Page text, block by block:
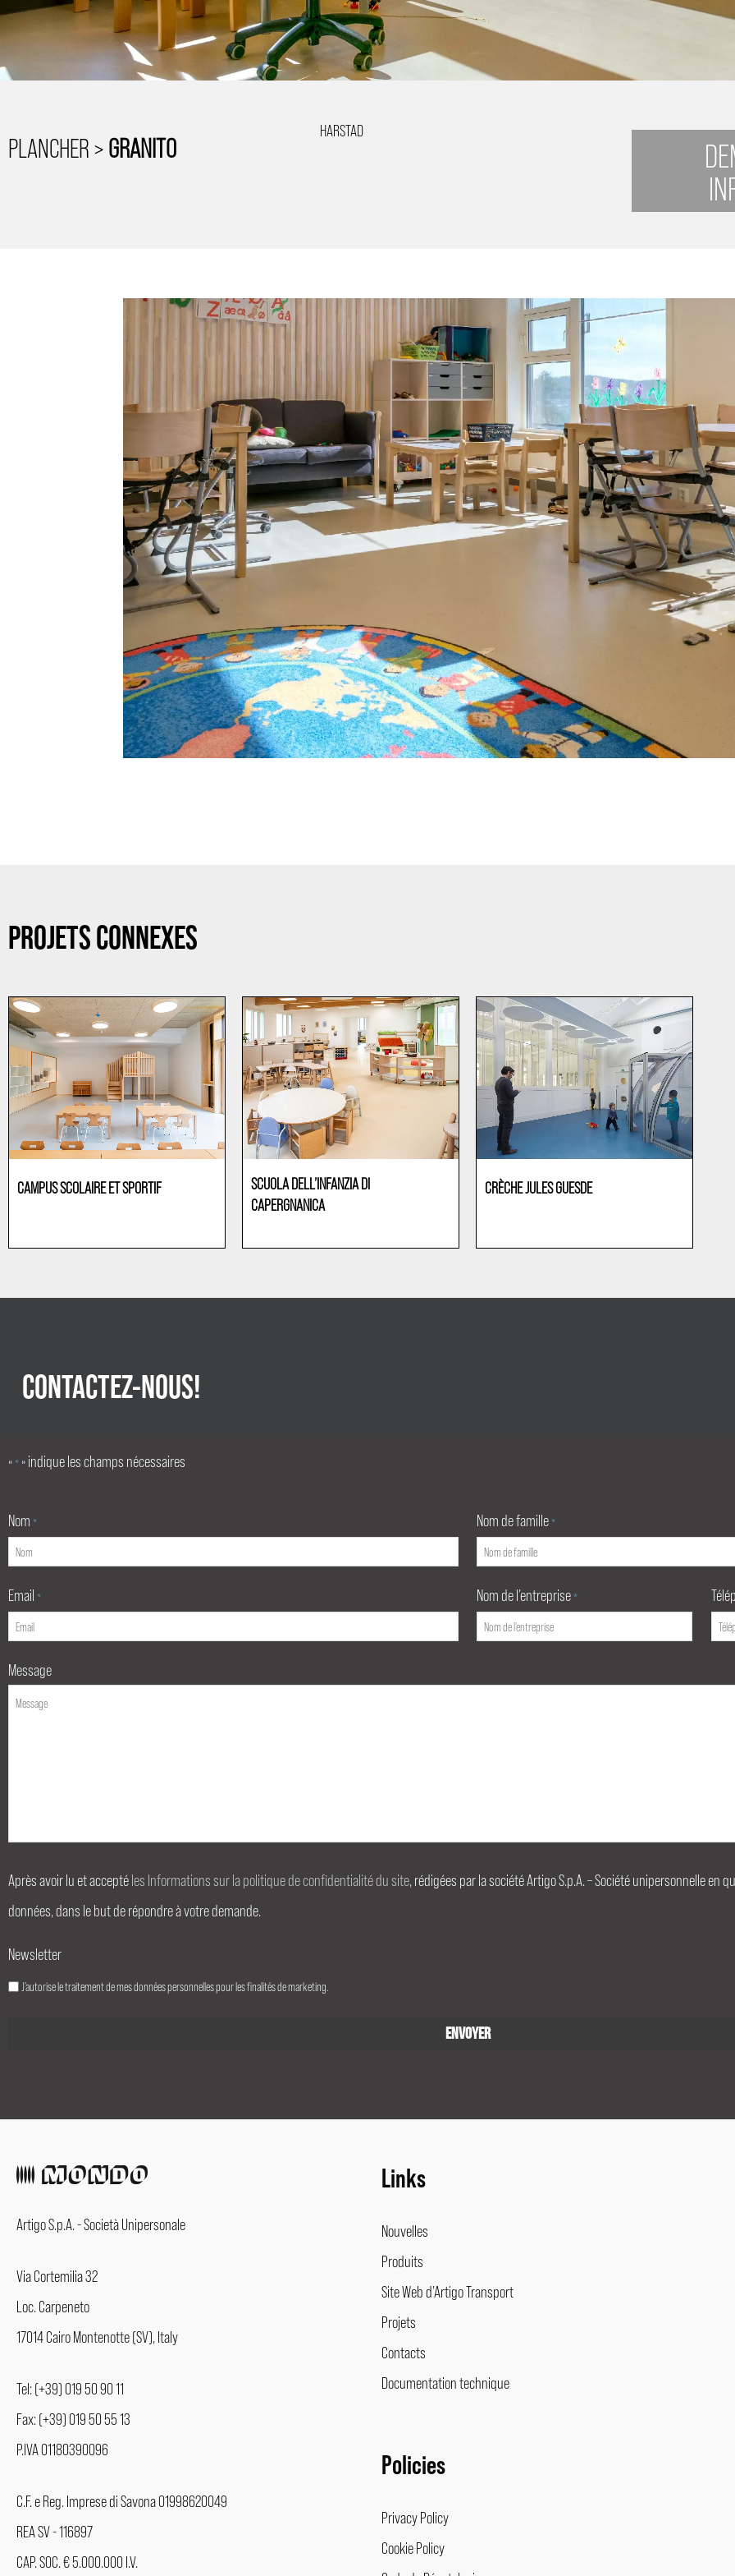
PLANCHER >GRANITO
HARSTAD
PROJETS CONNEXES
CAMPUS SCOLAIRE ET SPORTIF
SCUOLA DELL’INFANZIA DI
CAPERGNANICA
CRÈCHE JULES GUESDE
CONTACTEZ-NOUS!
«* » indique les champs nécessaires
Nom * Nom de famille *
Email * Nom de l’entreprise *
Message
Après avoir lu et acceptéles Informations sur la politique de confidentialité du site, rédigées par la société Artigo S.p.A. – Société unipersonnelle en
données, dans le but de répondre à votre demande.
Newsletter
J’autorise le traitement de mes données personnelles pour les finalités de marketing.
Artigo S.p.A. - Società Unipersonale
Via Cortemilia 32
Loc. Carpeneto
17014 Cairo Montenotte (SV), Italy
Tel: (+39) 019 50 90 11
Fax: (+39) 019 50 55 13
P.IVA 01180390096
C.F. e Reg. Imprese di Savona 01998620049
REA SV - 116897
CAP. SOC. € 5.000.000 I.V.
Links
Nouvelles
Produits
Site Web d’Artigo Transport
Projets
Contacts
Documentation technique
Policies
Privacy Policy
Cookie Policy